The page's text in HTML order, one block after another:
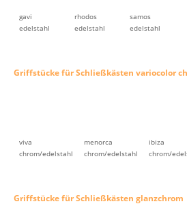
gavi
edelstahl
rhodos
edelstahl
samos
edelstahl
Griffstücke für Schließkästen variocolor
viva
chrom/edelstahl
menorca
chrom/edelstahl
ibiza
chrom/
Griffstücke für Schließkästen glanzchrom